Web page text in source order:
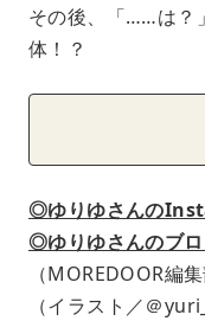
その後、「……は？
体！？
◎ゆりゆさんの
◎ゆりゆさんのブロ
（MOREDOOR編集
（イラスト／＠